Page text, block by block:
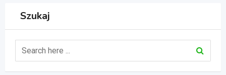
Szukaj